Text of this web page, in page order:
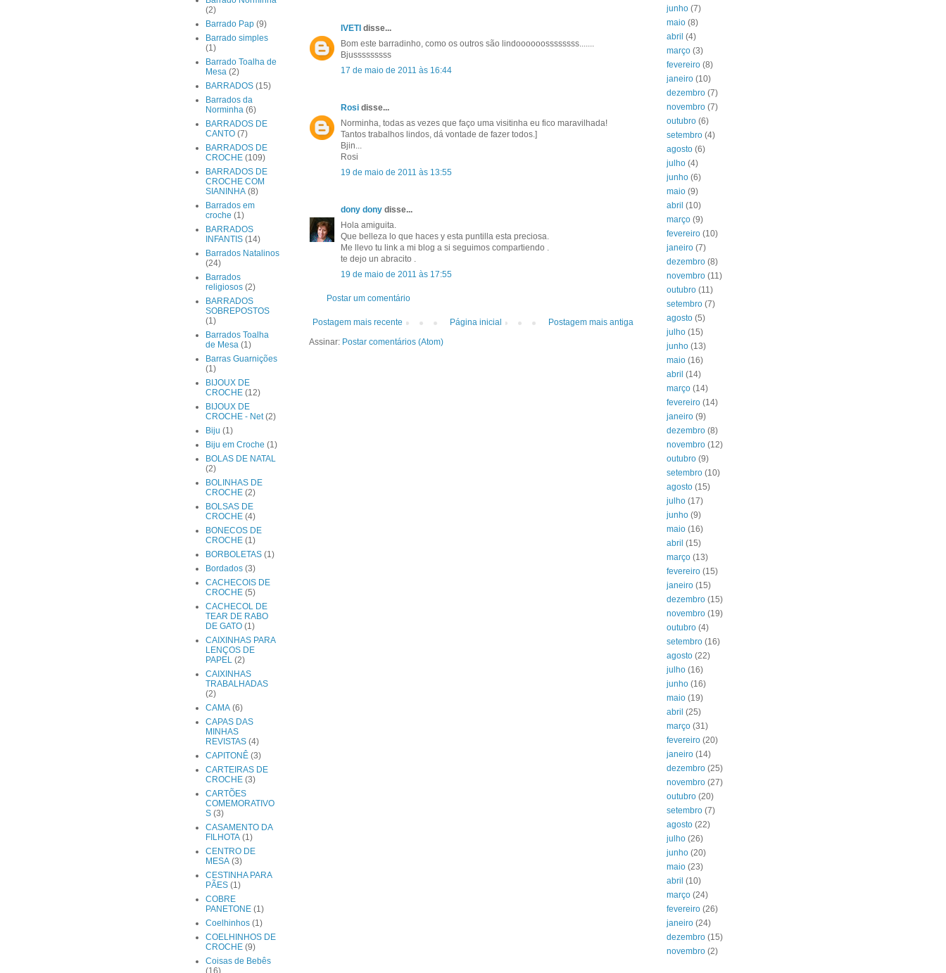
IVETI disse...
Bom este barradinho, como os outros são lindoooooossssssss.......
Bjusssssssss
17 de maio de 2011 às 16:44
Rosi disse...
Norminha, todas as vezes que faço uma visitinha eu fico maravilhada!
Tantos trabalhos lindos, dá vontade de fazer todos.]
Bjin...
Rosi
19 de maio de 2011 às 13:55
dony dony disse...
Hola amiguita.
Que belleza lo que haces y esta puntilla esta preciosa.
Me llevo tu link a mi blog a si seguimos compartiendo .
te dejo un abracito .
19 de maio de 2011 às 17:55
Postar um comentário
Postagem mais recente Postagem mais antiga
Página inicial
Assinar: Postar comentários (Atom)
(2)
Barrado Pap (9)
Barrado simples
(1)
Barrado Toalha de
Mesa (2)
BARRADOS (15)
Barrados da
Norminha (6)
BARRADOS DE
CANTO (7)
BARRADOS DE
CROCHE (109)
BARRADOS DE
CROCHE COM
SIANINHA (8)
Barrados em
croche (1)
BARRADOS
INFANTIS (14)
Barrados Natalinos
(24)
Barrados
religiosos (2)
BARRADOS
SOBREPOSTOS
(1)
Barrados Toalha
de Mesa (1)
Barras Guarnições
(1)
BIJOUX DE
CROCHE (12)
BIJOUX DE
CROCHE - Net (2)
Biju (1)
Biju em Croche (1)
BOLAS DE NATAL
(2)
BOLINHAS DE
CROCHE (2)
BOLSAS DE
CROCHE (4)
BONECOS DE
CROCHE (1)
BORBOLETAS (1)
Bordados (3)
CACHECOIS DE
CROCHE (5)
CACHECOL DE
TEAR DE RABO
DE GATO (1)
CAIXINHAS PARA
LENÇOS DE
PAPEL (2)
CAIXINHAS
TRABALHADAS
(2)
CAMA (6)
CAPAS DAS
MINHAS
REVISTAS (4)
CAPITONÊ (3)
CARTEIRAS DE
CROCHE (3)
CARTÕES
COMEMORATIVO
S (3)
CASAMENTO DA
FILHOTA (1)
CENTRO DE
MESA (3)
CESTINHA PARA
PÃES (1)
COBRE
PANETONE (1)
Coelhinhos (1)
COELHINHOS DE
CROCHE (9)
Coisas de Bebês
(16)
junho (7)
maio (8)
abril (4)
março (3)
fevereiro (8)
janeiro (10)
dezembro (7)
novembro (7)
outubro (6)
setembro (4)
agosto (6)
julho (4)
junho (6)
maio (9)
abril (10)
março (9)
fevereiro (10)
janeiro (7)
dezembro (8)
novembro (11)
outubro (11)
setembro (7)
agosto (5)
julho (15)
junho (13)
maio (16)
abril (14)
março (14)
fevereiro (14)
janeiro (9)
dezembro (8)
novembro (12)
outubro (9)
setembro (10)
agosto (15)
julho (17)
junho (9)
maio (16)
abril (15)
março (13)
fevereiro (15)
janeiro (15)
dezembro (15)
novembro (19)
outubro (4)
setembro (16)
agosto (22)
julho (16)
junho (16)
maio (19)
abril (25)
março (31)
fevereiro (20)
janeiro (14)
dezembro (25)
novembro (27)
outubro (20)
setembro (7)
agosto (22)
julho (26)
junho (20)
maio (23)
abril (10)
março (24)
fevereiro (26)
janeiro (24)
dezembro (15)
novembro (2)